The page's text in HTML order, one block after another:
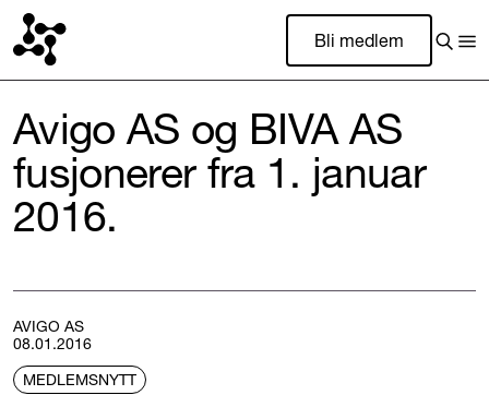
Bli medlem
Avigo AS og BIVA AS
fusjonerer fra 1. januar
2016.
AVIGO AS
08.01.2016
MEDLEMSNYTT